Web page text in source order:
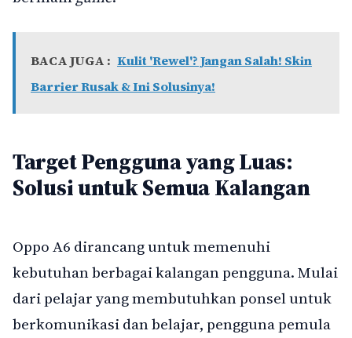
BACA JUGA : Kulit 'Rewel'? Jangan Salah! Skin
Barrier Rusak & Ini Solusinya!
Target Pengguna yang Luas:
Solusi untuk Semua Kalangan
Oppo A6 dirancang untuk memenuhi
kebutuhan berbagai kalangan pengguna. Mulai
dari pelajar yang membutuhkan ponsel untuk
berkomunikasi dan belajar, pengguna pemula